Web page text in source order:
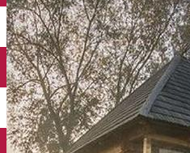
Închirieri auto
Închirieri de biciclete